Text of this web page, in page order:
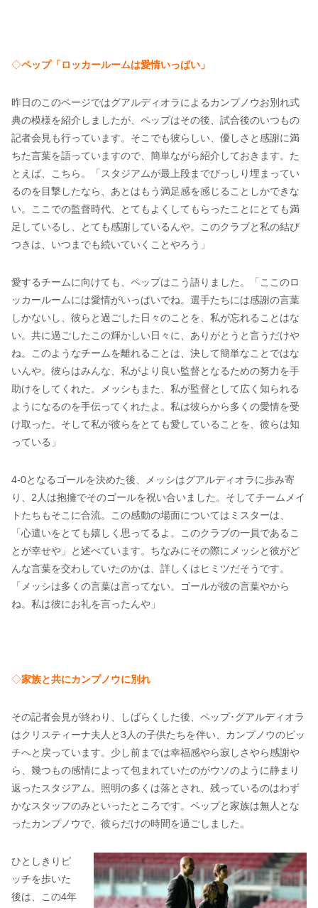
◇ペップ「ロッカールームは愛情いっぱい」
昨日のこのページではグアルディオラによるカンプノウお別れ式
典の模様を紹介しましたが、ペップはその後、試合後のいつもの
記者会見も行っています。そこでも彼らしい、優しさと感謝に満
ちた言葉を語っていますので、簡単ながら紹介しておきます。た
とえば、こちら。「スタジアムが最上段までびっしり埋まってい
るのを目撃したなら、あとはもう満足感を感じることしかできな
い。ここでの監督時代、とてもよくしてもらったことにとても満
足しているし、とても感謝しているんや。このクラブと私の結び
つきは、いつまでも続いていくことやろう」
愛するチームに向けても、ペップはこう語りました。「ここのロ
ッカールームには愛情がいっぱいでね。選手たちには感謝の言葉
しかないし、彼らと過ごした日々のことを、私が忘れることはな
い。共に過ごしたこの輝かしい日々に、ありがとうと言うだけや
ね。このようなチームを離れることは、決して簡単なことではな
いんや。彼らはみんな、私がより良い監督となるための努力を手
助けをしてくれた。メッシもまた、私が監督として広く知られる
ようになるのを手伝ってくれたよ。私は彼らから多くの愛情を受
け取った。そして私が彼らをとても愛していることを、彼らは知
っている」
4-0となるゴールを決めた後、メッシはグアルディオラに歩み寄
り、2人は抱擁でそのゴールを祝い合いました。そしてチームメイ
トたちもそこに合流。この感動の場面についてはミスターは、
「心遣いをとても嬉しく思ってるよ。このクラブの一員であるこ
とが幸せや」と述べています。ちなみにその際にメッシと彼がど
んな言葉を交わしていたのかは、詳しくはヒミツだそうです。
「メッシは多くの言葉は言ってない。ゴールが彼の言葉やから
ね。私は彼にお礼を言ったんや」
◇家族と共にカンプノウに別れ
その記者会見が終わり、しばらくした後、ペップ･グアルディオラ
はクリスティーナ夫人と3人の子供たちを伴い、カンプノウのピッ
チへと戻っています。少し前までは幸福感やら寂しさやら感謝や
ら、幾つもの感情によって包まれていたのがウソのように静まり
返ったスタジアム。照明の多くは落とされ、残っているのはわず
かなスタッフのみといったところです。ペップと家族は無人とな
ったカンプノウで、彼らだけの時間を過ごしました。
ひとしきりピ
ッチを歩いた
後は、この4年